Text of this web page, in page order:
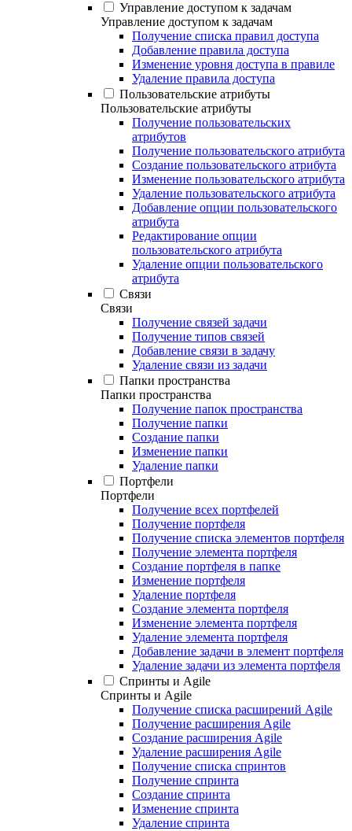
Управление доступом к задачам
Управление доступом к задачам
Получение списка правил доступа
Добавление правила доступа
Изменение уровня доступа в правиле
Удаление правила доступа
Пользовательские атрибуты
Пользовательские атрибуты
Получение пользовательских
атрибутов
Получение пользовательского атрибута
Создание пользовательского атрибута
Изменение пользовательского атрибута
Удаление пользовательского атрибута
Добавление опции пользовательского
атрибута
Редактирование опции
пользовательского атрибута
Удаление опции пользовательского
атрибута
Связи
Связи
Получение связей задачи
Получение типов связей
Добавление связи в задачу
Удаление связи из задачи
Папки пространства
Папки пространства
Получение папок пространства
Получение папки
Создание папки
Изменение папки
Удаление папки
Портфели
Портфели
Получение всех портфелей
Получение портфеля
Получение списка элементов портфеля
Получение элемента портфеля
Создание портфеля в папке
Изменение портфеля
Удаление портфеля
Создание элемента портфеля
Изменение элемента портфеля
Удаление элемента портфеля
Добавление задачи в элемент портфеля
Удаление задачи из элемента портфеля
Спринты и Agile
Спринты и Agile
Получение списка расширений Agile
Получение расширения Agile
Создание расширения Agile
Удаление расширения Agile
Получение списка спринтов
Получение спринта
Создание спринта
Изменение спринта
Удаление спринта